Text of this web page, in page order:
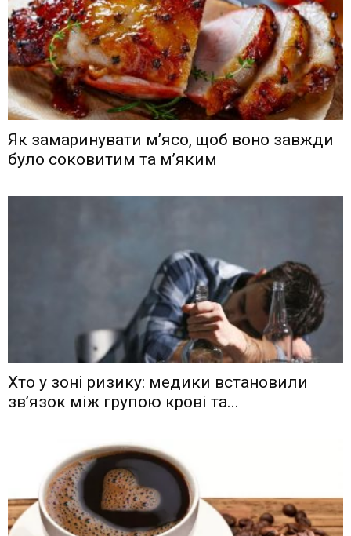
Як замаринувати м’ясо, щоб воно завжди
було соковитим та м’яким
Хто у зоні ризику: медики встановили
зв’язок між групою крові та...